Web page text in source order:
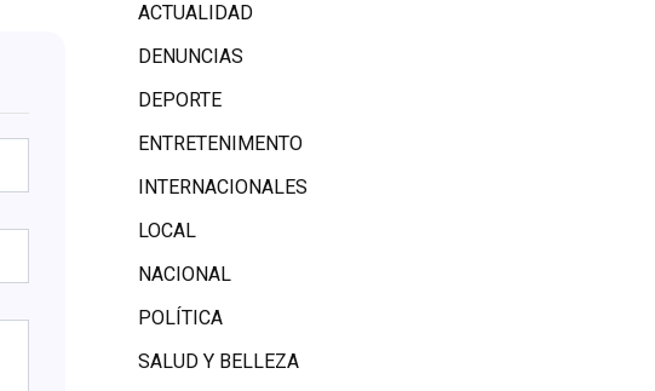
ACTUALIDAD
DENUNCIAS
DEPORTE
ENTRETENIMENTO
INTERNACIONALES
LOCAL
NACIONAL
POLÍTICA
SALUD Y BELLEZA